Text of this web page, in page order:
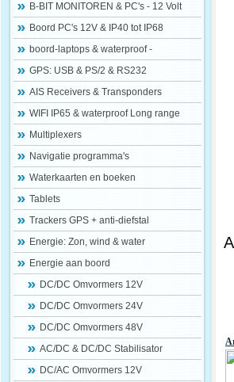
B-BIT MONITOREN & PC's - 12 Volt
Boord PC's 12V & IP40 tot IP68
boord-laptops & waterproof -
GPS: USB & PS/2 & RS232
AIS Receivers & Transponders
WIFI IP65 & waterproof Long range
Multiplexers
Navigatie programma's
Waterkaarten en boeken
Tablets
Trackers GPS + anti-diefstal
Energie: Zon, wind & water
Energie aan boord
DC/DC Omvormers 12V
DC/DC Omvormers 24V
DC/DC Omvormers 48V
AC/DC & DC/DC Stabilisator
DC/AC Omvormers 12V